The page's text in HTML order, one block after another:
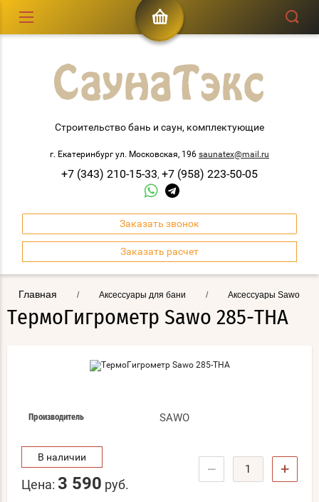
Строительство бань и саун, комплектующие
г. Екатеринбург ул. Московская, 196 saunatex@mail.ru
+7 (343) 210-15-33, +7 (958) 223-50-05
Заказать звонок
Заказать расчет
Главная / Аксессуары для бани / Аксессуары Sawo
ТермоГигрометр Sawo 285-THА
Производитель SAWO
В наличии
Цена: 3 590 руб.
− +